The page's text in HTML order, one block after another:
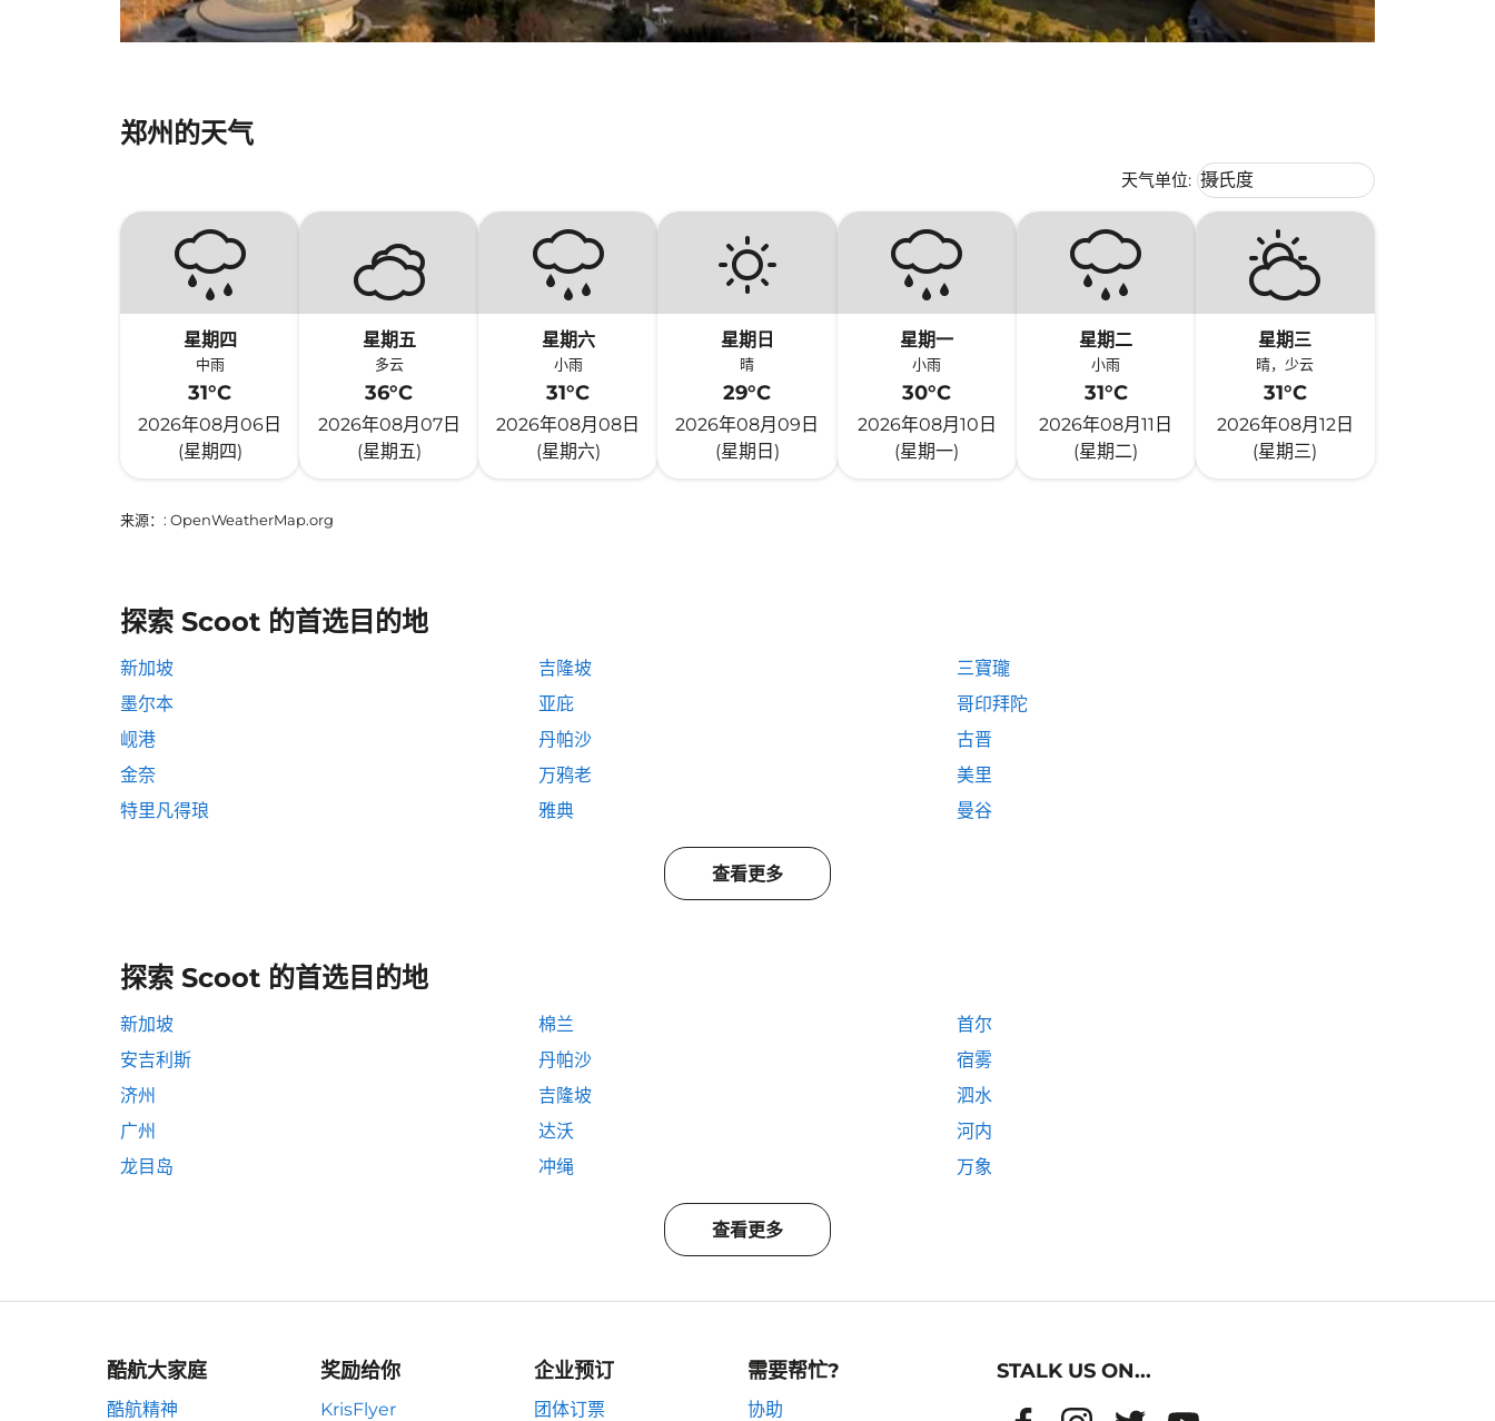
郑州的天气
天气单位: Weather unit option 摄氏度
摄氏度
keyboard_arrow_down
星期四
中雨
31°C
2026年08月06日
(星期四)
星期五
多云
36°C
2026年08月07日
(星期五)
星期六
小雨
31°C
2026年08月08日
(星期六)
星期日
晴
29°C
2026年08月09日
(星期日)
星期一
小雨
30°C
2026年08月10日
(星期一)
星期二
小雨
31°C
2026年08月11日
(星期二)
星期三
晴，少云
31°C
2026年08月12日
(星期三)
来源： : OpenWeatherMap.org
探索 Scoot 的首选目的地
新加坡 吉隆坡
三寶瓏
墨尔本
亚庇
哥印拜陀
岘港
丹帕沙
古晋
金奈
万鸦老
美里
特里凡得琅
雅典 曼谷
查看更多
探索 Scoot 的首选目的地
新加坡 棉兰
首尔
安吉利斯
丹帕沙
宿雾
济州
吉隆坡
泗水
广州
达沃
河内
龙目岛
冲绳 万象
查看更多
酷航大家庭
酷航精神
奖励给你
KrisFlyer
企业预订
团体订票
需要帮忙?
协助
STALK US ON...